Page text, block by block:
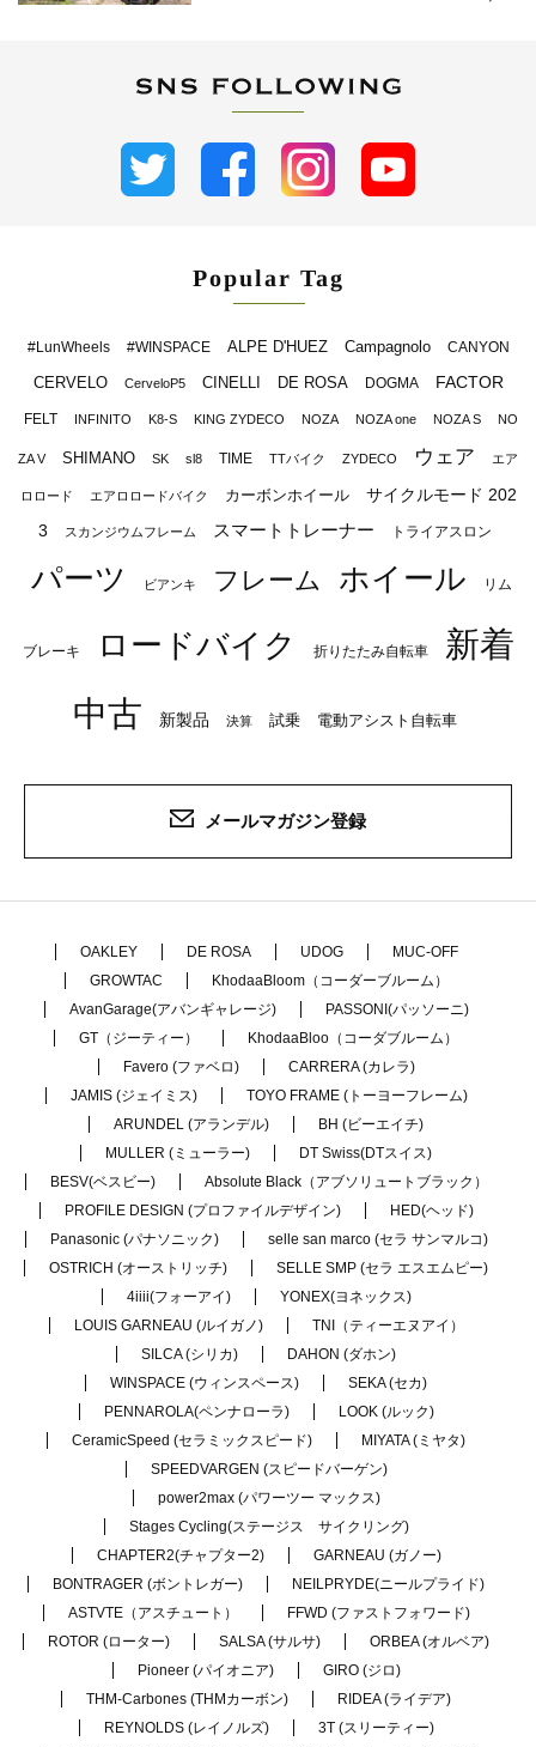
Popular Tag
#LunWheels #WINSPACE ALPE D'HUEZ Campagnolo CANYON
CERVELO CerveloP5 CINELLI DE ROSA DOGMA FACTOR
FELT INFINITO K8-S KING ZYDECO NOZA NOZA one NOZA S NO
ZA V SHIMANO SK sl8 TIME TTバイク ZYDECO ウェア エア
ロロード エアロロードバイク カーボンホイール
サイクルモード 202
3
スカンジウムフレーム スマートトレーナー トライアスロン
パーツ ビアンキ フレーム ホイール リム
ブレーキ ロードバイク 折りたたみ自転車
新着
中古
新製品 決算 試乗 電動アシスト自転車
メールマガジン登録
OAKLEY DE ROSA UDOG
MUC-OFF
GROWTAC
KhodaaBloom（コーダーブルーム）
AvanGarage(アバンギャレージ)
PASSONI(パッソーニ)
GT（ジーティー）
KhodaaBloo（コーダブルーム）
Favero (ファベロ)
CARRERA (カレラ)
JAMIS (ジェイミス)
TOYO FRAME (トーヨーフレーム)
ARUNDEL (アランデル)
BH (ビーエイチ)
MULLER (ミューラー)
DT Swiss(DTスイス)
BESV(ベスビー)
Absolute Black（アブソリュートブラック）
PROFILE DESIGN (プロファイルデザイン)
HED(ヘッド)
Panasonic (パナソニック)
selle san marco (セラ サンマルコ)
OSTRICH (オーストリッチ)
SELLE SMP (セラ エスエムピー)
4iiii(フォーアイ)
YONEX(ヨネックス)
LOUIS GARNEAU (ルイガノ)
TNI（ティーエヌアイ）
SILCA (シリカ)
DAHON (ダホン)
WINSPACE (ウィンスペース)
SEKA (セカ)
PENNAROLA(ペンナローラ)
LOOK (ルック)
CeramicSpeed (セラミックスピード)
MIYATA (ミヤタ)
SPEEDVARGEN (スピードバーゲン)
power2max (パワーツー マックス)
Stages Cycling(ステージス サイクリング)
CHAPTER2(チャプター2)
GARNEAU (ガノー)
BONTRAGER (ボントレガー)
NEILPRYDE(ニールプライド)
ASTVTE（アスチュート）
FFWD (ファストフォワード)
ROTOR (ローター)
SALSA (サルサ)
ORBEA (オルベア)
Pioneer (パイオニア)
GIRO (ジロ)
THM-Carbones (THMカーボン)
RIDEA (ライデア)
REYNOLDS (レイノルズ)
3T (スリーティー)